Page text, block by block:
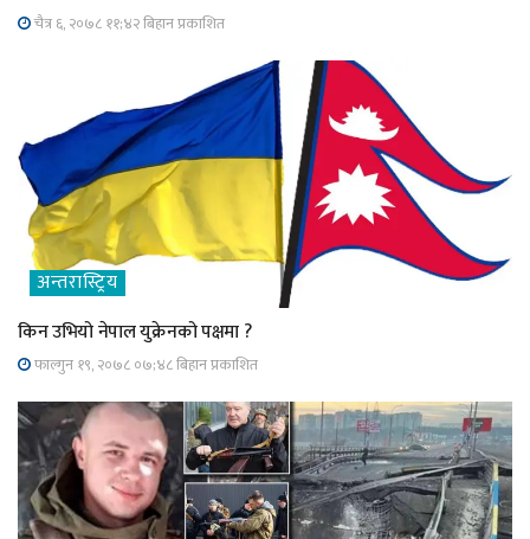
चैत्र ६, २०७८ ११;४२ बिहान प्रकाशित
अन्तरास्ट्रिय
किन उभियो नेपाल युक्रेनको पक्षमा ?
फाल्गुन १९, २०७८ ०७;४८ बिहान प्रकाशित